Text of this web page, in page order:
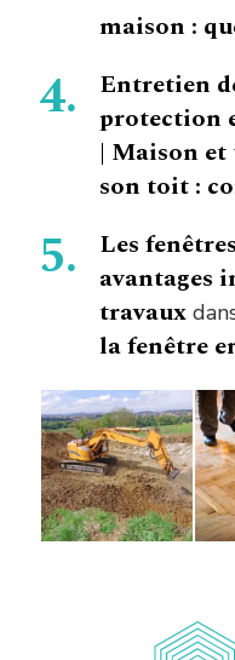
maison :
Entretien
protection
| Maison
son toit :
Les
avantages
travaux
la fenêtre